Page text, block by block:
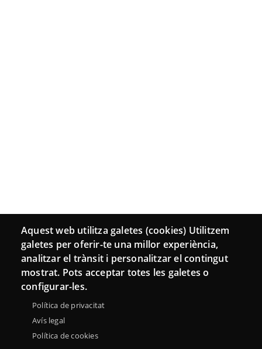
Aquest web utilitza galetes (cookies) Utilitzem
galetes per oferir-te una millor experiència,
analitzar el trànsit i personalitzar el contingut
mostrat. Pots acceptar totes les galetes o
configurar-les.
Política de privacitat
Avís legal
Política de cookies